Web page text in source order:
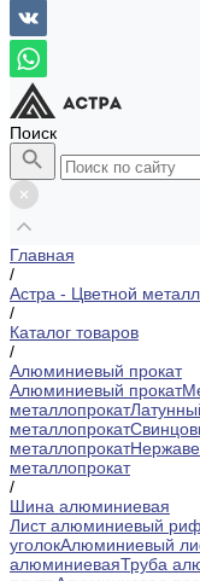
Поиск
Главная
/
Астра - Цветной
/
Каталог товаров
/
Алюминиевый прокат
Алюминиевый прокат
металлопрокат
металлопрокат
металлопрокат
металлопрокат
/
Шина алюминиевая
Лист алюминиевый
уголокАлюминиевый
алюминиеваяТруба